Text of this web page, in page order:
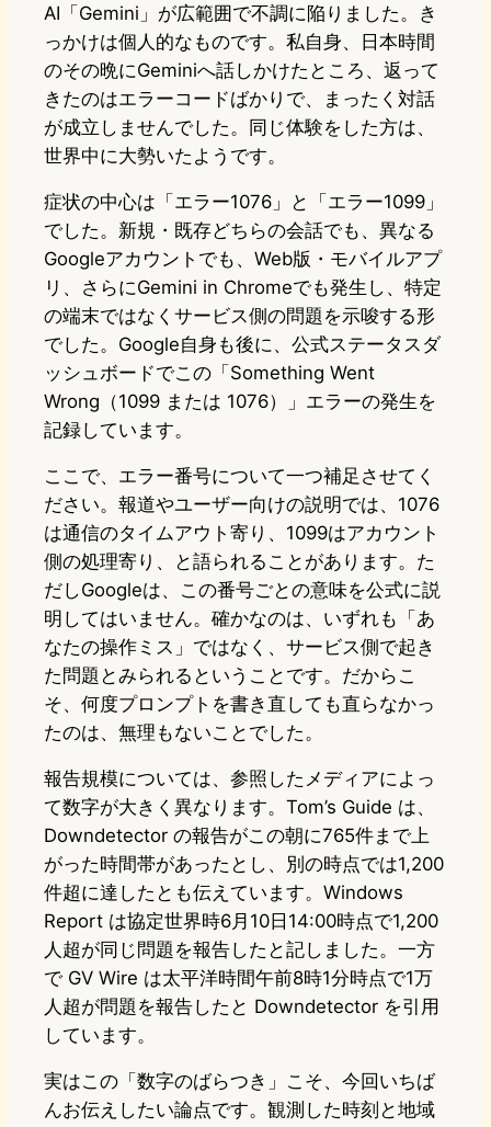
AI「Gemini」が広範囲で不調に陥りました。き
っかけは個人的なものです。私自身、日本時間
のその晩にGeminiへ話しかけたところ、返って
きたのはエラーコードばかりで、まったく対話
が成立しませんでした。同じ体験をした方は、
世界中に大勢いたようです。
症状の中心は「エラー1076」と「エラー1099」
でした。新規・既存どちらの会話でも、異なる
Googleアカウントでも、Web版・モバイルアプ
リ、さらにGemini in Chromeでも発生し、特定
の端末ではなくサービス側の問題を示唆する形
でした。Google自身も後に、公式ステータスダ
ッシュボードでこの「Something Went
Wrong（1099 または 1076）」エラーの発生を
記録しています。
ここで、エラー番号について一つ補足させてく
ださい。報道やユーザー向けの説明では、1076
は通信のタイムアウト寄り、1099はアカウント
側の処理寄り、と語られることがあります。た
だしGoogleは、この番号ごとの意味を公式に説
明してはいません。確かなのは、いずれも「あ
なたの操作ミス」ではなく、サービス側で起き
た問題とみられるということです。だからこ
そ、何度プロンプトを書き直しても直らなかっ
たのは、無理もないことでした。
報告規模については、参照したメディアによっ
て数字が大きく異なります。Tom’s Guide は、
Downdetector の報告がこの朝に765件まで上
がった時間帯があったとし、別の時点では1,200
件超に達したとも伝えています。Windows
Report は協定世界時6月10日14:00時点で1,200
人超が同じ問題を報告したと記しました。一方
で GV Wire は太平洋時間午前8時1分時点で1万
人超が問題を報告したと Downdetector を引用
しています。
実はこの「数字のばらつき」こそ、今回いちば
んお伝えしたい論点です。観測した時刻と地域